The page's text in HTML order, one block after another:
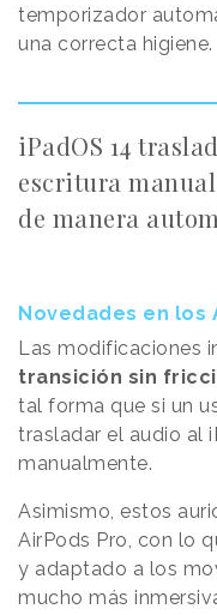
temporizador
una correcta higiene.
iPadOS 14
escritura
de manera
Novedades en los
Las modificaciones
transición sin
tal forma que si un
trasladar el audio al
manualmente.
Asimismo, estos
AirPods Pro, con lo
y adaptado a los
mucho más